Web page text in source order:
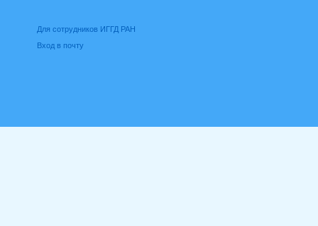
Для сотрудников ИГГД РАН
Вход в почту